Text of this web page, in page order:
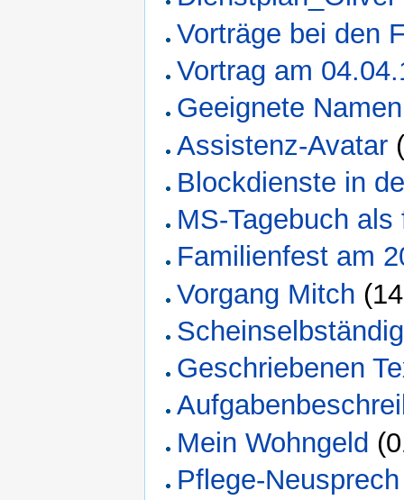
Vorträge bei den
Vortrag am
Geeignete
Assistenz-Avatar
Blockdienste in
MS-Tagebuch
Familienfest am
Vorgang Mitch
Geschriebenen
Mein Wohngeld
Pflege-Neusprech